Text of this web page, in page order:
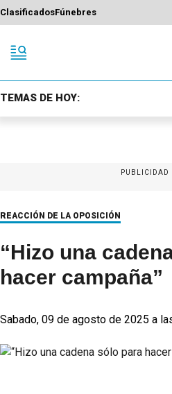
ClasificadosFúnebres
TEMAS DE HOY:
PUBLICIDAD
REACCIÓN DE LA OPOSICIÓN
“Hizo una
hacer campaña”
Sabado, 09 de agosto de 2025 a